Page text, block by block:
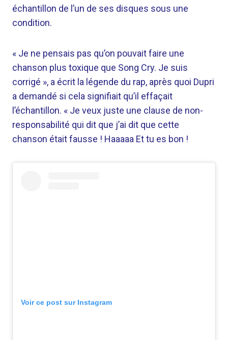
échantillon de l’un de ses disques sous une
condition.
« Je ne pensais pas qu’on pouvait faire une
chanson plus toxique que Song Cry. Je suis
corrigé », a écrit la légende du rap, après quoi Dupri
a demandé si cela signifiait qu’il effaçait
l’échantillon. « Je veux juste une clause de non-
responsabilité qui dit que j’ai dit que cette
chanson était fausse ! Haaaaa Et tu es bon !
Voir ce post sur Instagram